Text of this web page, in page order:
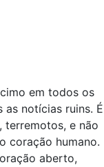
em todos os
as notícias ruins. É
terremotos, e não
coração humano.
aberto,